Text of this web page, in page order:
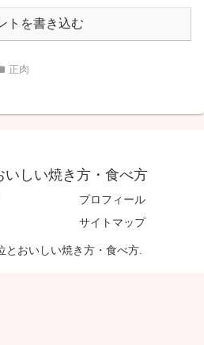
トを書き込む
正肉
いしい焼き方・食べ方
プロフィール
サイトマップ
とおいしい焼き方・食べ方.